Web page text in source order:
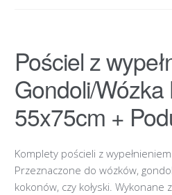
Pościel z
Gondoli/Wózka
55x75cm +
Komplety pościeli z
Przeznaczone do wózków,
kokonów, czy kołyski. Wykonane